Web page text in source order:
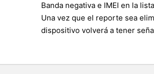
Banda negativa e IMEI en la
Una vez que el reporte sea
dispositivo volverá a tener